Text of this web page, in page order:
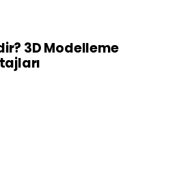
3D Modelleme